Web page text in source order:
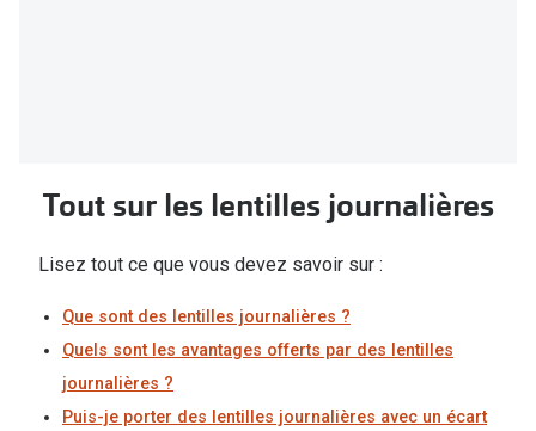
Tout sur les lentilles journalières
Lisez tout ce que vous devez savoir sur :
Que sont des lentilles journalières ?
Quels sont les avantages offerts par des lentilles
journalières ?
Puis-je porter des lentilles journalières avec un écart